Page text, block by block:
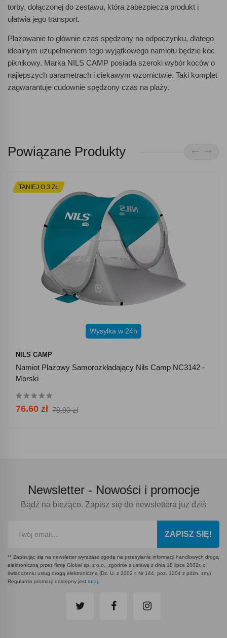
torby, dołączonej do zestawu, która zabezpiecza produkt i
ułatwia jego transport.
Plażowanie to głównie czas spędzony na odpoczynku, dlatego
idealnym uzupełnieniem tego wyjątkowego namiotu będzie koc
piknikowy. Marka NILS CAMP posiada szeroki wybór koców o
najlepszych parametrach i ciekawym wzornictwie. Taki komplet
zagwarantuje cudownie spędzony czas na plaży.
Powiązane Produkty
TANIEJ O 3 ZŁ
Wysyłka w 24h
NILS CAMP
Namiot Plażowy Samorozkładający Nils Camp NC3142 -
Morski
76.60 zł 79.90 zł
Newsletter - Nowości i promocje
Bądź na bieżąco. Zapisz się do newslettera już dziś
ZAPISZ SIĘ!
** Zapisując się na newsletter wyrażasz zgodę na przesyłanie informacji handlowych drogą
elektroniczną przez firmę Global sp. z o.o., zgodnie z ustawą z dnia 18 lipca 2002r. o
świadczeniu usług drogą elektroniczną (Dz. U. z 2002 r. Nr 144, poz. 1204 z późn. zm.)
Regulamin promocji dostępny jest tutaj.